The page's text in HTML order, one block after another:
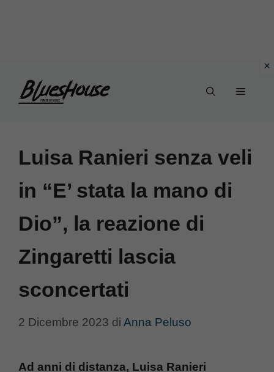
Menu
Luisa Ranieri senza veli
in “E’ stata la mano di
Dio”, la reazione di
Zingaretti lascia
sconcertati
2 Dicembre 2023 di Anna Peluso
Ad anni di distanza, Luisa Ranieri